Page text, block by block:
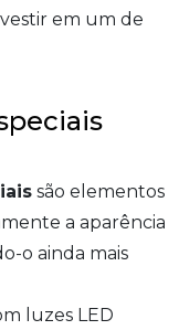
em um de
são elementos
a aparência
o ainda mais
luzes LED